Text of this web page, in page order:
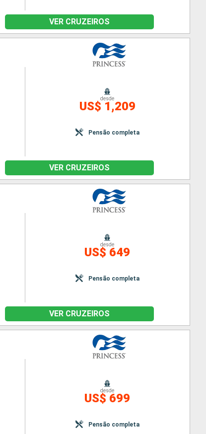
VER CRUZEIROS
desde
US$ 1,209
Pensão completa
VER CRUZEIROS
desde
US$ 649
Pensão completa
VER CRUZEIROS
desde
US$ 699
Pensão completa